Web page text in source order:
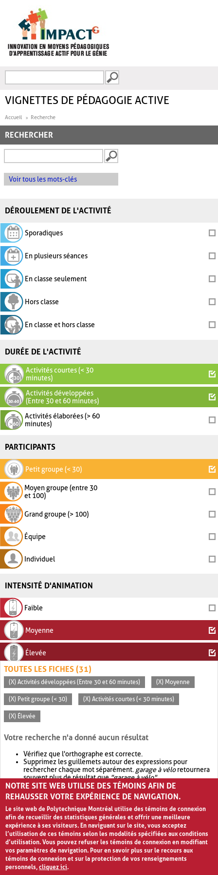
FORMULAIRE DE
VIGNETTES DE PÉDAGOGIE ACTIVE
Accueil Recherche
RECHERCHER
Voir tous les mots-clés
DÉROULEMENT DE L'ACTIVITÉ
Sporadiques
En plusieurs séances
En classe seulement
Hors classe
En classe et hors classe
DURÉE DE L'ACTIVITÉ
Activités courtes (< 30
minutes)
Activités développées
(Entre 30 et 60 minutes)
Activités élaborées (> 60
minutes)
PARTICIPANTS
Petit groupe (< 30)
Moyen groupe (entre 30
et 100)
Grand groupe (> 100)
Équipe
Individuel
INTENSITÉ D'ANIMATION
Faible
Moyenne
Élevée
TOUTES LES FICHES (31)
(X) Activités développées (Entre 30 et 60 minutes) (X) Moyenne
(X) Petit groupe (< 30) (X) Activités courtes (< 30 minutes)
(X) Élevée
Votre recherche n'a donné aucun résultat
Vérifiez que l'orthographe est correcte.
Supprimez les guillemets autour des expressions pour
rechercher chaque mot séparément. garage à véloretournera
souvent plus de résultat que"garage à vélo".
Envisagez d'élargir votre recherche avec OR.garage OR vélo
retournera souvent plus de résultat quegarage à vélo
NOTRE SITE WEB UTILISE DES TÉMOINS AFIN DE
REHAUSSER VOTRE EXPÉRIENCE DE NAVIGATION.
Le site web de Polytechnique Montréal utilise des témoins de connexion
afin de recueillir des statistiques générales et offrir une meilleure
expérience à ses visiteurs. En naviguant sur le site, vous acceptez
l’utilisation de ces témoins selon les modalités spécifiées aux conditions
d’utilisation. Vous pouvez refuser les témoins de connexion en modifiant
vos paramètres de navigation. Pour en savoir plus sur le recours aux
témoins de connexion et sur la protection de vos renseignements
personnels,cliquez ici.